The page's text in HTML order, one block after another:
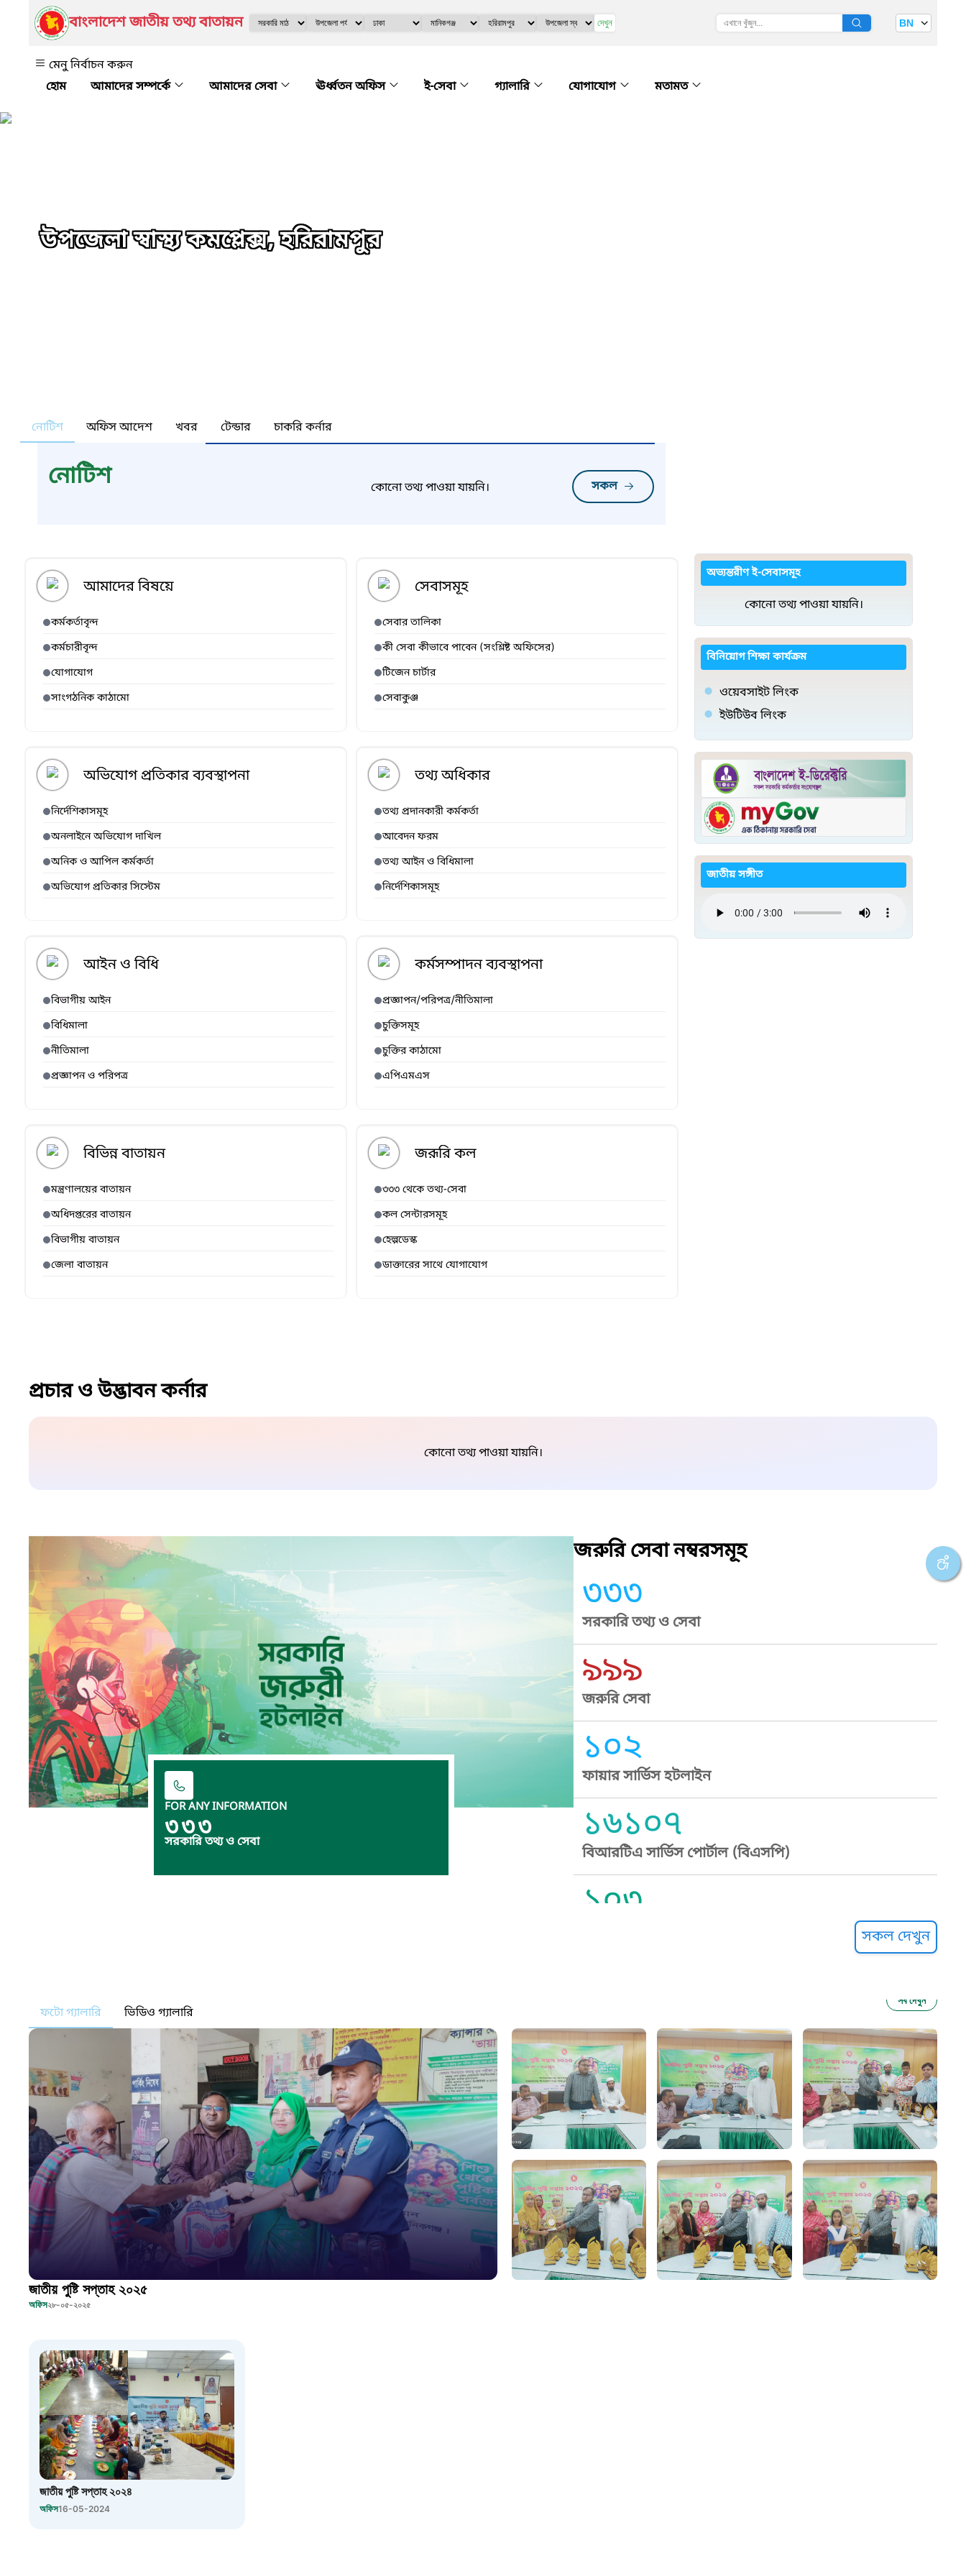
বাংলাদেশ জাতীয় তথ্য বাতায়ন দেখুন BN
মেনু নির্বাচন করুন
আমাদের সম্পর্কে
আমাদের সেবা ঊর্ধ্বতন অফিস ই-সেবা গ্যালারি যোগাযোগ মতামত
উপজেলা স্বাস্থ্য কমপ্লেক্স, হরিরামপুর
নোটিশ অফিস আদেশ খবর টেন্ডার চাকরি কর্নার
নোটিশ সকল
কোনো তথ্য পাওয়া যায়নি।
আমাদের বিষয়ে
কর্মকর্তাবৃন্দ
কর্মচারীবৃন্দ
যোগাযোগ
সাংগঠনিক কাঠামো
সেবাসমূহ
সেবার তালিকা
কী সেবা কীভাবে পাবেন (সংশ্লিষ্ট অফিসের)
টিজেন চার্টার
সেবাকুঞ্জ
অভিযোগ প্রতিকার ব্যবস্থাপনা
নির্দেশিকাসমূহ
অনলাইনে অভিযোগ দাখিল
অনিক ও আপিল কর্মকর্তা
অভিযোগ প্রতিকার সিস্টেম
তথ্য অধিকার
তথ্য প্রদানকারী কর্মকর্তা
আবেদন ফরম
তথ্য আইন ও বিধিমালা
নির্দেশিকাসমূহ
আইন ও বিধি
বিভাগীয় আইন
বিধিমালা
নীতিমালা
প্রজ্ঞাপন ও পরিপত্র
কর্মসম্পাদন ব্যবস্থাপনা
প্রজ্ঞাপন/পরিপত্র/নীতিমালা
চুক্তিসমূহ
চুক্তির কাঠামো
এপিএমএস
বিভিন্ন বাতায়ন
মন্ত্রণালয়ের বাতায়ন
অধিদপ্তরের বাতায়ন
বিভাগীয় বাতায়ন
জেলা বাতায়ন
জরূরি কল
৩৩৩ থেকে তথ্য-সেবা
কল সেন্টারসমূহ
হেল্পডেস্ক
ডাক্তারের সাথে যোগাযোগ
অভ্যন্তরীণ ই-সেবাসমূহ
কোনো তথ্য পাওয়া যায়নি।
বিনিয়োগ শিক্ষা কার্যক্রম
ওয়েবসাইট লিংক
ইউটিউব লিংক
জাতীয় সঙ্গীত
প্রচার ও উদ্ভাবন কর্নার
কোনো তথ্য পাওয়া যায়নি।
FOR ANY INFORMATION
৩৩৩
সরকারি তথ্য ও সেবা
জরুরি সেবা নম্বরসমূহ
৩৩৩
সরকারি তথ্য ও সেবা
৯৯৯
জরুরি সেবা
১০২
ফায়ার সার্ভিস হটলাইন
১৬১০৭
বিআরটিএ সার্ভিস পোর্টাল (বিএসপি)
১০৩
১০৬
দুদক
১০২
দুর্যোগের আগাম বার্তা
১৬১২২
স্মার্ট ভূমি সেবা
১০৯৮
সকল দেখুন
ফটো গ্যালারি ভিডিও গ্যালারি
সব দেখুন
জাতীয় পুষ্টি সপ্তাহ ২০২৫
অফিস২৮-০৫-২০২৫
জাতীয় পুষ্টি সপ্তাহ ২০২৪
অফিস16-05-2024